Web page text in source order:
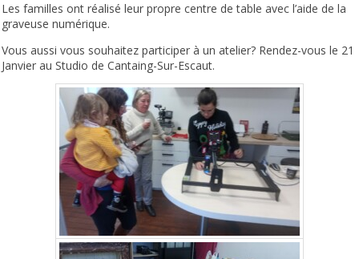
Les familles ont réalisé leur propre centre de table avec l’aide de la
graveuse numérique.
Vous aussi vous souhaitez participer à un atelier? Rendez-vous le 21
Janvier au Studio de Cantaing-Sur-Escaut.